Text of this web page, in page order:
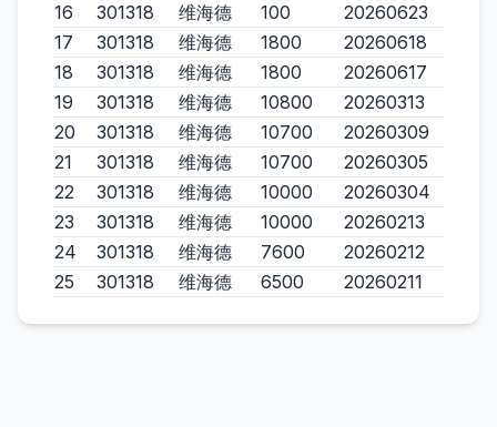
16
301318 维海德 100
20260623
17
301318 维海德 1800
20260618
18
301318 维海德 1800
20260617
19
301318 维海德 10800
20260313
20
301318 维海德 10700
20260309
21
301318 维海德 10700
20260305
22
301318 维海德 10000
20260304
23
301318 维海德 10000
20260213
24
301318 维海德 7600
20260212
25
301318 维海德 6500 20260211